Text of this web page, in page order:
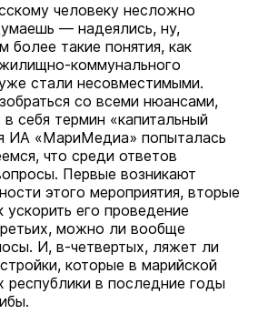
человеку несложно
— надеялись, ну,
более такие понятия, как
коммунального
стали несовместимыми.
со всеми нюансами,
себя термин «капитальный
ИА «МариМедиа» попыталась
что среди ответов
Первые возникают
этого мероприятия, вторые
ускорить его проведение
можно ли вообще
И, в-четвертых, ляжет ли
которые в марийской
республики в последние годы